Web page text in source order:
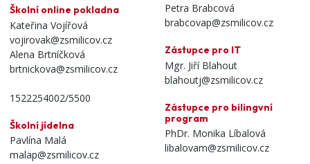
Školní online pokladna
Kateřina Vojířová
vojirovak@zsmilicov.cz
Alena Brtníčková
brtnickova@zsmilicov.cz
1522254002/5500
Školní jídelna
Pavlína Malá
malap@zsmilicov.cz
Petra Brabcová
brabcovap@zsmilicov.cz
Zástupce pro IT
Mgr. Jiří Blahout
blahoutj@zsmilicov.cz
Zástupce pro bilingvní
program
PhDr. Monika Líbalová
libalovam@zsmilicov.cz